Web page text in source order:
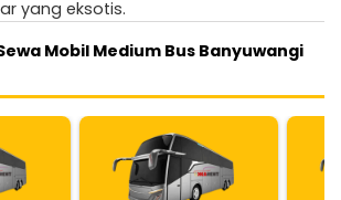
yang eksotis.
Mobil Medium Bus Banyuwangi